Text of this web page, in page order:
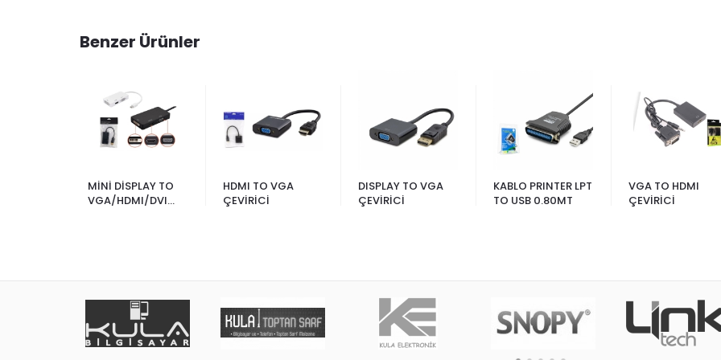
Benzer Ürünler
MİNİ DİSPLAY TO
VGA/HDMI/DVI
HDMI TO VGA
ÇEVİRİCİ
DISPLAY TO VGA
ÇEVİRİCİ
KABLO PRINTER LPT
TO USB 0.80MT
VGA TO HDMI
ÇEVİRİCİ